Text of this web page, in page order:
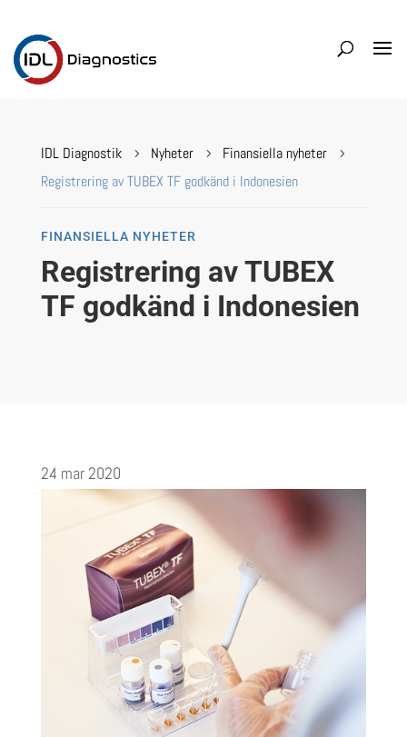
IDL Diagnostik 5 Nyheter 5 Finansiella nyheter 5
Registrering av TUBEX TF godkänd i Indonesien
FINANSIELLA NYHETER
Registrering av TUBEX
TF godkänd i Indonesien
24 mar 2020